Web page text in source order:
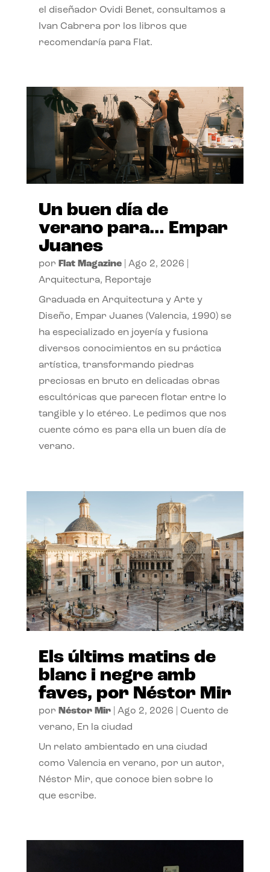
el diseñador Ovidi Benet, consultamos a
Ivan Cabrera por los libros que
recomendaría para Flat.
Un buen día de
verano para… Empar
Juanes
por Flat Magazine| Ago 2, 2026
Arquitectura, Reportaje
Graduada en Arquitectura y Arte y
Diseño, Empar Juanes (Valencia, 1990) se
ha especializado en joyería y fusiona
diversos conocimientos en su práctica
artística, transformando piedras
preciosas en bruto en delicadas obras
escultóricas que parecen flotar entre lo
tangible y lo etéreo. Le pedimos que nos
cuente cómo es para ella un buen día de
verano.
Els últims matins de
blanc i negre amb
faves, por Néstor Mir
por Néstor Mir| Ago 2, 2026
Cuento de
verano, En la ciudad
Un relato ambientado en una ciudad
como Valencia en verano, por un autor,
Néstor Mir, que conoce bien sobre lo
que escribe.